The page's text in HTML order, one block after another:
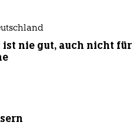
nie gut, auch nicht für